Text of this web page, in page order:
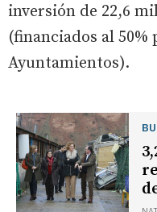
inversión de 22,6
(financiados al 50%
Ayuntamientos).